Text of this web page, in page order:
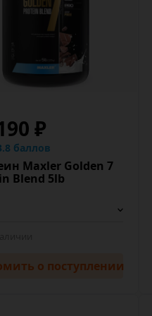
₽
баллов
Maxler Golden 7
Blend 5lb
о поступлении